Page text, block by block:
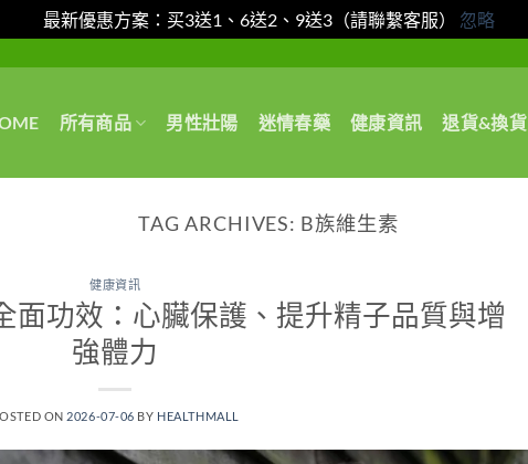
最新優惠方案：买3送1、6送2、9送3（請聯繫客服） 忽略
所有商品 男性壯陽 迷情春藥 健康資訊 退貨&換貨
TAG ARCHIVES: B族維生素
健康資訊
面功效：心臟保護、提升精子品質與增
強體力
ON 2026-07-06 BY HEALTHMALL